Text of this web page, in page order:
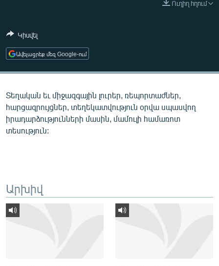
ՄԵԿՆԱԲԱՆՈՒԹՅՈՒՆ
ԿՈՐՈՆԱՎԻՐՈՒՍ
ԱՐԽԻՎ
ՏԵՍԱՆՅՈՒԹԵՐ
ՓՈԴՔԱՍԹ
Հայերեն
Ուղիղ հղում
Կիսվել
Ավելացրեք մեզ Google-ում
Տեղական եւ միջազգային լուրեր, ռեպորտաժներ,
հարցազրույցներ, տեղեկատվություն օրվա սպասվող
իրադարձությունների մասին, մամուլի համառոտ
տեսություն:
Արխիվ